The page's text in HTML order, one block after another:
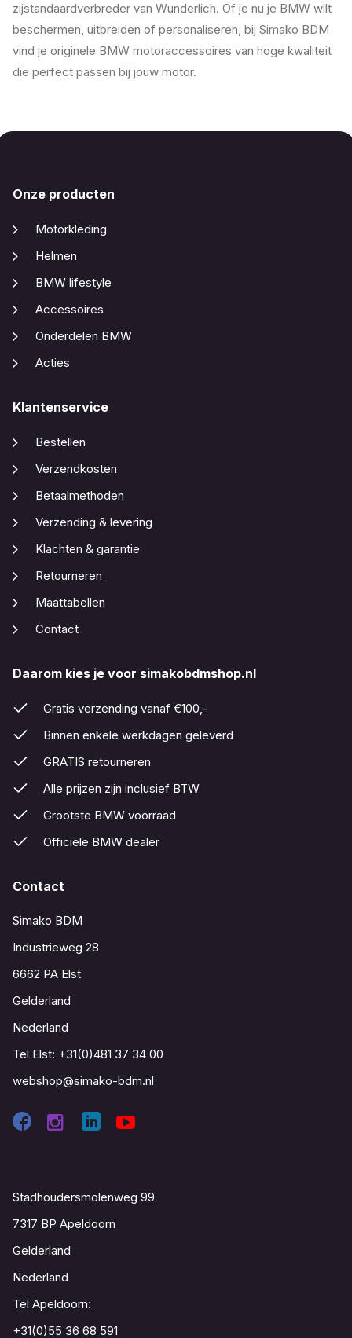
zijstandaardverbreder van Wunderlich. Of je nu je BMW wilt
beschermen, uitbreiden of personaliseren, bij Simako BDM
vind je originele BMW motoraccessoires van hoge kwaliteit
die perfect passen bij jouw motor.
Onze producten
Motorkleding
Helmen
BMW lifestyle
Accessoires
Onderdelen BMW
Acties
Klantenservice
Bestellen
Verzendkosten
Betaalmethoden
Verzending & levering
Klachten & garantie
Retourneren
Maattabellen
Contact
Daarom kies je voor simakobdmshop.nl
Gratis verzending vanaf €100,-
Binnen enkele werkdagen geleverd
GRATIS retourneren
Alle prijzen zijn inclusief BTW
Grootste BMW voorraad
Officiële BMW dealer
Contact
Simako BDM
Industrieweg 28
6662 PA Elst
Gelderland
Nederland
Tel Elst: +31(0)481 37 34 00
webshop@simako-bdm.nl
Stadhoudersmolenweg 99
7317 BP Apeldoorn
Gelderland
Nederland
Tel Apeldoorn:
+31(0)55 36 68 591